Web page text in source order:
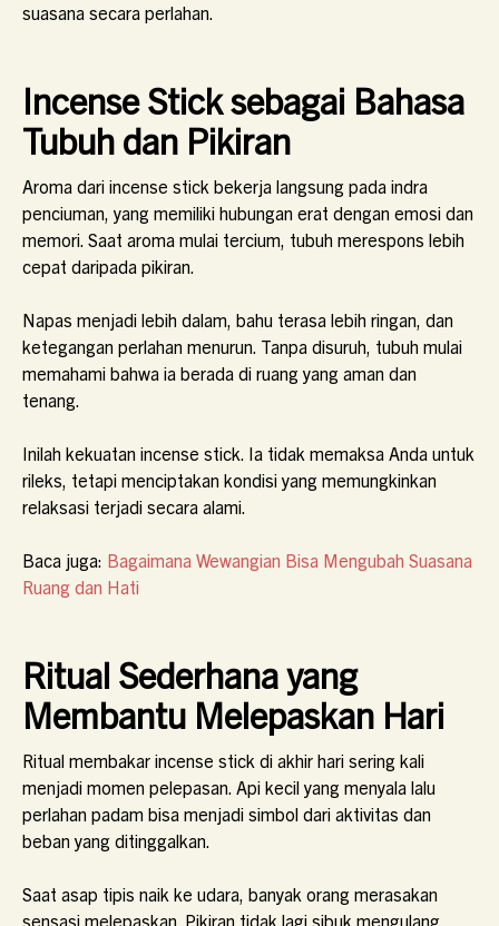
suasana secara perlahan.
Incense Stick sebagai Bahasa
Tubuh dan Pikiran
Aroma dari incense stick bekerja langsung pada indra
penciuman, yang memiliki hubungan erat dengan emosi dan
memori. Saat aroma mulai tercium, tubuh merespons lebih
cepat daripada pikiran.
Napas menjadi lebih dalam, bahu terasa lebih ringan, dan
ketegangan perlahan menurun. Tanpa disuruh, tubuh mulai
memahami bahwa ia berada di ruang yang aman dan
tenang.
Inilah kekuatan incense stick. Ia tidak memaksa Anda untuk
rileks, tetapi menciptakan kondisi yang memungkinkan
relaksasi terjadi secara alami.
Baca juga: Bagaimana Wewangian Bisa Mengubah Suasana
Ruang dan Hati
Ritual Sederhana yang
Membantu Melepaskan Hari
Ritual membakar incense stick di akhir hari sering kali
menjadi momen pelepasan. Api kecil yang menyala lalu
perlahan padam bisa menjadi simbol dari aktivitas dan
beban yang ditinggalkan.
Saat asap tipis naik ke udara, banyak orang merasakan
sensasi melepaskan. Pikiran tidak lagi sibuk mengulang